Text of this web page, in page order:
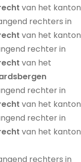
van het kanton
rechters in
van het kanton
rechter in
van het
rechter in
van het kanton
rechter in
van het kanton
rechters in